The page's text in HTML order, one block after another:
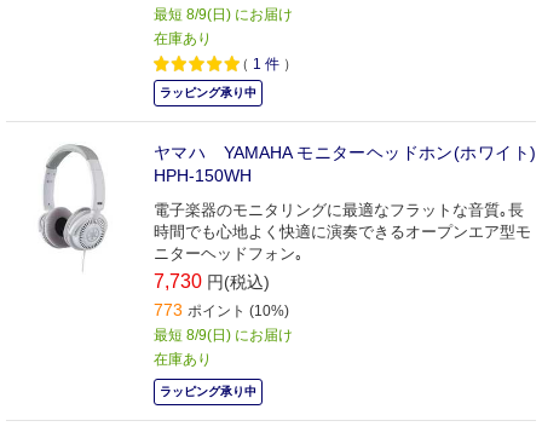
最短 8/9(日) にお届け
在庫あり
（ 1 件 ）
ラッピング承り中
ヤマハ YAMAHA モニターヘッドホン(ホワイト)
HPH-150WH
電子楽器のモニタリングに最適なフラットな音質｡長
時間でも心地よく快適に演奏できるオープンエア型モ
ニターヘッドフォン｡
7,730 円(税込)
773 ポイント (10%)
最短 8/9(日) にお届け
在庫あり
ラッピング承り中